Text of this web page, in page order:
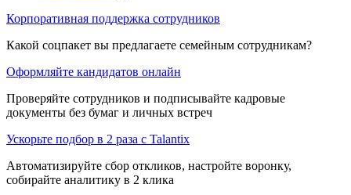
Корпоративная поддержка сотрудников
Какой соцпакет вы предлагаете семейным сотрудникам?
Оформляйте кандидатов онлайн
Проверяйте сотрудников и подписывайте кадровые
документы без бумаг и личных встреч
Ускорьте подбор в 2 раза с Talantix
Автоматизируйте сбор откликов, настройте воронку,
собирайте аналитику в 2 клика